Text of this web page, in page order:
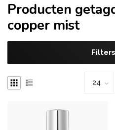
Producten
copper mist
Filters